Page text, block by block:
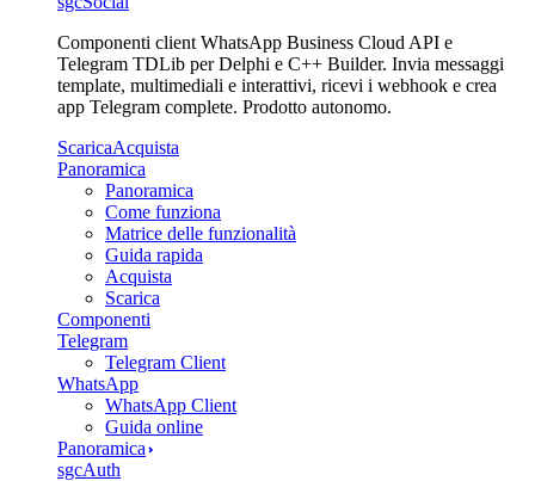
Componenti client WhatsApp Business Cloud API e
Telegram TDLib per Delphi e C++ Builder. Invia messaggi
template, multimediali e interattivi, ricevi i webhook e crea
app Telegram complete. Prodotto autonomo.
ScaricaAcquista
Panoramica
Panoramica
Come funziona
Matrice delle funzionalità
Guida rapida
Acquista
Scarica
Componenti
Telegram
Telegram Client
WhatsApp
WhatsApp Client
Guida online
Panoramica
sgcAuth